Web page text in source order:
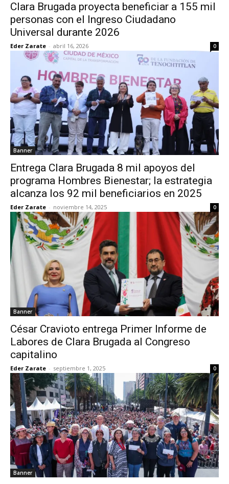
Clara Brugada proyecta beneficiar a 155 mil
personas con el Ingreso Ciudadano
Universal durante 2026
Eder Zarate - abril 16, 2026 0
Banner
Entrega Clara Brugada 8 mil apoyos del
programa Hombres Bienestar; la estrategia
alcanza los 92 mil beneficiarios en 2025
Eder Zarate - noviembre 14, 2025 0
Banner
César Cravioto entrega Primer Informe de
Labores de Clara Brugada al Congreso
capitalino
Eder Zarate - septiembre 1, 2025 0
Banner